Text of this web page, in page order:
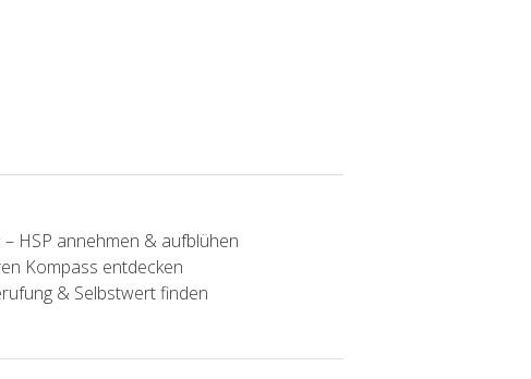
HSP annehmen & aufblühen
Kompass entdecken
& Selbstwert finden